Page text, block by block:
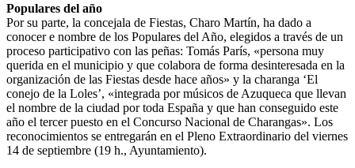
Populares del año
Por su parte, la concejala de Fiestas, Charo Martín, ha dado a
conocer e nombre de los Populares del Año, elegidos a través de un
proceso participativo con las peñas: Tomás París, «persona muy
querida en el municipio y que colabora de forma desinteresada en la
organización de las Fiestas desde hace años» y la charanga ‘El
conejo de la Loles’, «integrada por músicos de Azuqueca que llevan
el nombre de la ciudad por toda España y que han conseguido este
año el tercer puesto en el Concurso Nacional de Charangas». Los
reconocimientos se entregarán en el Pleno Extraordinario del viernes
14 de septiembre (19 h., Ayuntamiento).